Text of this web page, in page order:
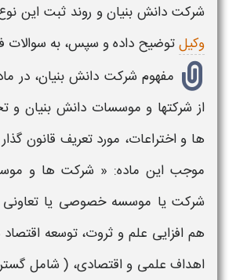
شرکت دانش بنیانو روند ثبت این
وکیلتوضیح داده و سپس، به سوالات
مفهوم شرکت دانش بنیان،
از شرکتها و موسسات دانش بنیان و
ها و اختراعات، مورد تعریف قانون
موجب این ماده: « شرکت ها و
شرکت یا موسسه خصوصی یا
هم افزایی علم و ثروت، توسعه
اهداف علمی و اقتصادی، ( شامل